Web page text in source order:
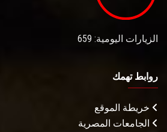
الزيارات اليومية: 659
روابط تهمك
خريطة الموقع
الجامعات المصرية